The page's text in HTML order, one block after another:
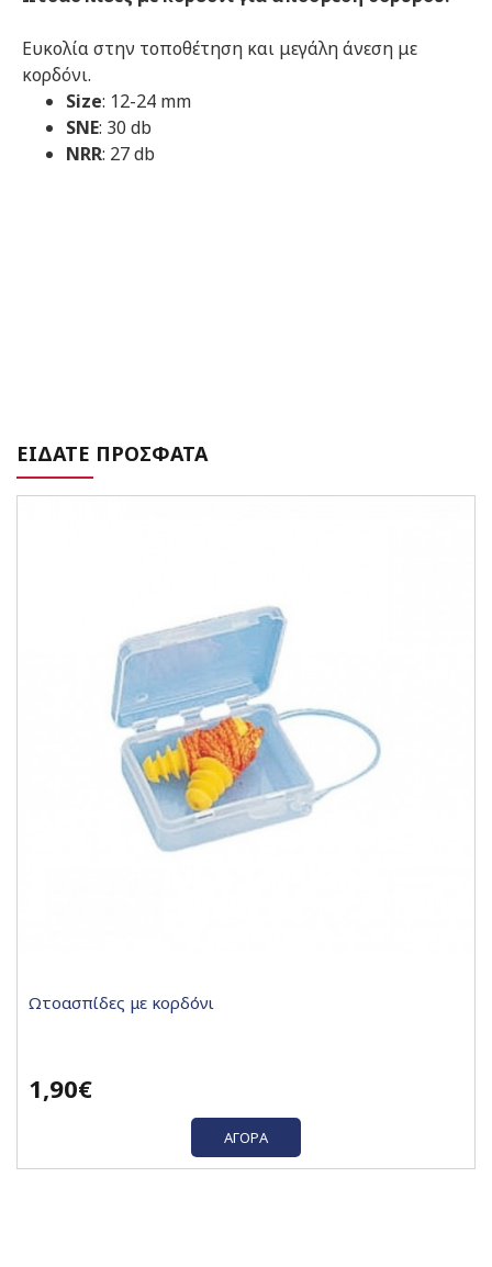
Ευκολία στην τοποθέτηση και μεγάλη άνεση με
κορδόνι.
Size: 12-24 mm
SNE: 30 db
NRR: 27 db
ΕΙΔΑΤΕ ΠΡΟΣΦΑΤΑ
Ωτοασπίδες με κορδόνι
1,90€
ΑΓΟΡΆ